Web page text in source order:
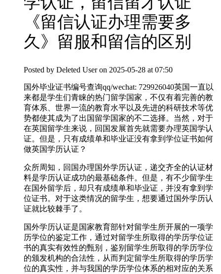
《留信认证办理需要多
久》留服和留信的区别
Posted by Deleted User on 2025-05-28 at 07:50
国外毕业证书编号查询qq/wechat: 729926040英国一直以
来都是学生们青睐的热门留学国家，不仅有着完善的教
育体系、世界一流的教育水平以及先进的科研技术等优
势都使其成为了出国留学国家的不二选择。当然，对于
在英国留学生来说，回国发展首先就需要办理英国学认
证。但是，只有成绩单和毕业证没有拿到学位证书如何
做英国学历认证？
众所周知，回国办理国外学历认证，递交齐全的认证材
料是学历认证成功的最基础条件。但是，有不少留学生
在国外留学后，却只有成绩单和毕业证，并没有拿到学
位证书。对于这类情况的留学生，想要通过国外学历认
证就比较棘手了。
国外学历认证是国家教育部针对留学生所开展的一项学
历学位的鉴定工作，通过对留学生所取得的学历学位证
书的真实有效性的甄别，鉴别留学生所取得的学历学位
的颁发机构的合法性，从而判定留学生所取得的学历学
位的真实性，并与我国的学历学位体系的相对应的关系